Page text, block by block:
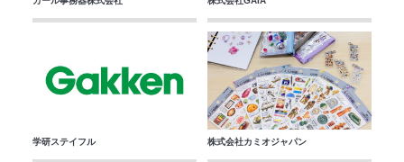
学研ステイフル 株式会社カミオジャパン